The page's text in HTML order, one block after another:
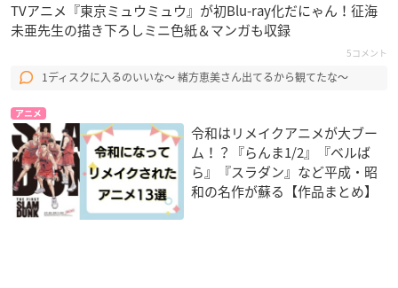
TVアニメ『東京ミュウミュウ』が初Blu-ray化だにゃん！征海
未亜先生の描き下ろしミニ色紙＆マンガも収録
5コメント
1ディスクに入るのいいな～ 緒方恵美さん出てるから観てたな～
アニメ
令和はリメイクアニメが大ブー
ム！？『らんま1/2』『ベルば
ら』『スラダン』など平成・昭
和の名作が蘇る【作品まとめ】